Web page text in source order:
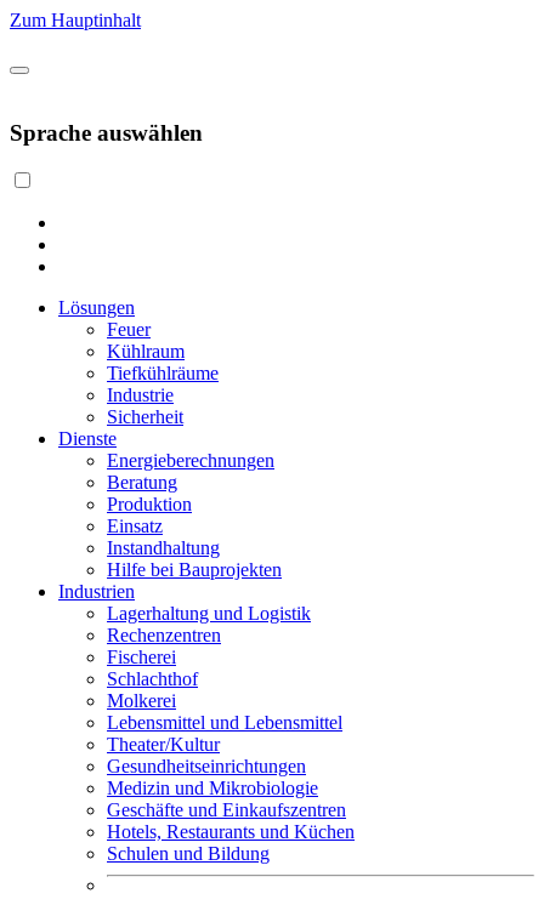
Zum Hauptinhalt
Sprache auswählen
Lösungen
Feuer
Kühlraum
Tiefkühlräume
Industrie
Sicherheit
Dienste
Energieberechnungen
Beratung
Produktion
Einsatz
Instandhaltung
Hilfe bei Bauprojekten
Industrien
Lagerhaltung und Logistik
Rechenzentren
Fischerei
Schlachthof
Molkerei
Lebensmittel und Lebensmittel
Theater/Kultur
Gesundheitseinrichtungen
Medizin und Mikrobiologie
Geschäfte und Einkaufszentren
Hotels, Restaurants und Küchen
Schulen und Bildung